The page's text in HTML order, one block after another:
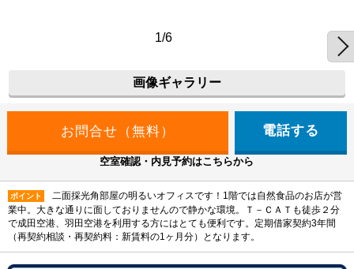
1/6
画像ギャラリー
電話する
空室確認・内見予約はこちらから
ポイント
二面採光角部屋の明るいオフィスです！1階では自然食品のお店が営
業中。大きな通りに面しておりませんので静かな環境。Ｔ－ＣＡＴも徒歩２分
で成田空港、羽田空港を利用する方にはとても便利です。定期借家契約3年間
（再契約相談・再契約料：新賃料の1ヶ月分）となります。